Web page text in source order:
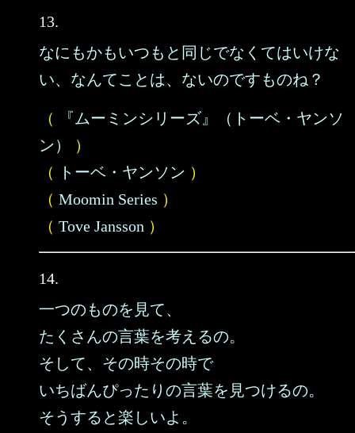
13.
なにもかもいつもと同じでなくてはいけな
い、なんてことは、ないのですものね？
（
『ムーミンシリーズ』（トーベ・ヤンソ
ン）
）
（
トーベ・ヤンソン ）
（ Moomin Series ）
（ Tove Jansson ）
14.
一つのものを見て、
たくさんの言葉を考えるの。
そして、その時その時で
いちばんぴったりの言葉を見つけるの。
そうすると楽しいよ。